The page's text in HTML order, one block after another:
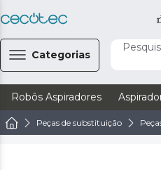
Categorias
Robôs Aspiradores
Peças de substituição